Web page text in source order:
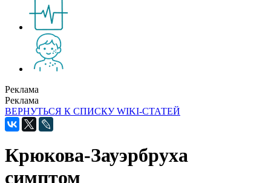
Реклама
Реклама
ВЕРНУТЬСЯ К СПИСКУ WIKI-СТАТЕЙ
Крюкова-Зауэрбруха
симптом